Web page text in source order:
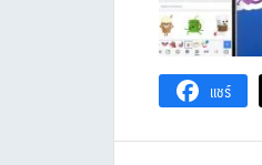
แชร์